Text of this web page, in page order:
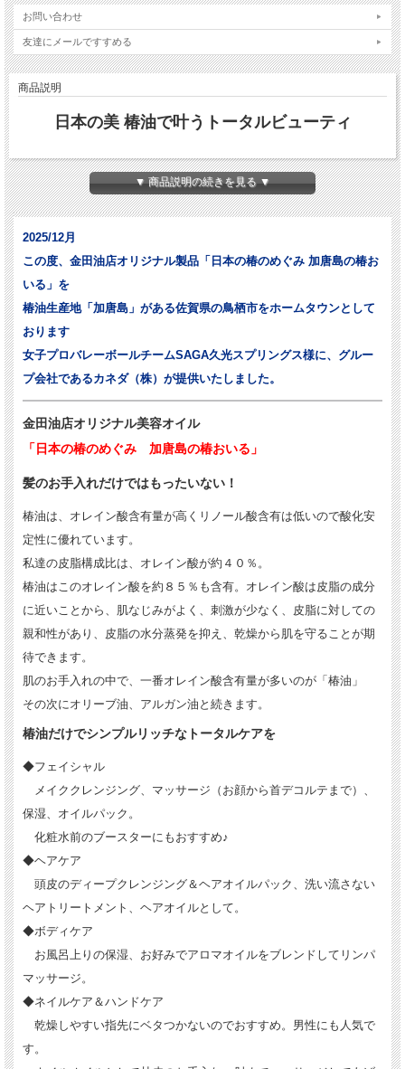
お問い合わせ
友達にメールですすめる
商品説明
日本の美 椿油で叶うトータルビューティ
▼ 商品説明の続きを見る ▼
2025/12月
この度、金田油店オリジナル製品「日本の椿のめぐみ 加唐島の椿お
いる」を
椿油生産地「加唐島」がある佐賀県の鳥栖市をホームタウンとして
おります
女子プロバレーボールチームSAGA久光スプリングス様に、グルー
プ会社であるカネダ（株）が提供いたしました。
金田油店オリジナル美容オイル
「日本の椿のめぐみ 加唐島の椿おいる」
髪のお手入れだけではもったいない！
椿油は、オレイン酸含有量が高くリノール酸含有は低いので酸化安
定性に優れています。
私達の皮脂構成比は、オレイン酸が約４０％。
椿油はこのオレイン酸を約８５％も含有。オレイン酸は皮脂の成分
に近いことから、肌なじみがよく、刺激が少なく、皮脂に対しての
親和性があり、皮脂の水分蒸発を抑え、乾燥から肌を守ることが期
待できます。
肌のお手入れの中で、一番オレイン酸含有量が多いのが「椿油」
その次にオリーブ油、アルガン油と続きます。
椿油だけでシンプルリッチなトータルケアを
◆フェイシャル
メイククレンジング、マッサージ（お顔から首デコルテまで）、
保湿、オイルパック。
化粧水前のブースターにもおすすめ♪
◆ヘアケア
頭皮のディープクレンジング＆ヘアオイルパック、洗い流さない
ヘアトリートメント、ヘアオイルとして。
◆ボディケア
お風呂上りの保湿、お好みでアロマオイルをブレンドしてリンパ
マッサージ。
◆ネイルケア＆ハンドケア
乾燥しやすい指先にベタつかないのでおすすめ。男性にも人気で
す。